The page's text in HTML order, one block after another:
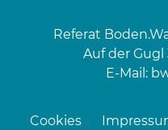
Referat
Auf der Gugl
E-Mail:
Cookies